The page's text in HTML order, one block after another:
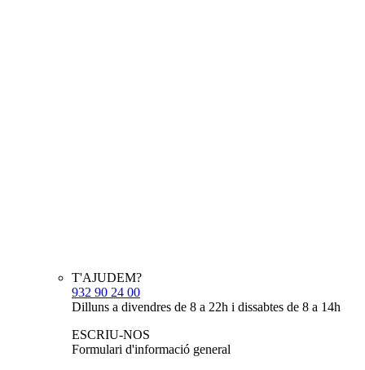
T'AJUDEM?
932 90 24 00
Dilluns a divendres de 8 a 22h i dissabtes de 8 a 14h
ESCRIU-NOS
Formulari d'informació general